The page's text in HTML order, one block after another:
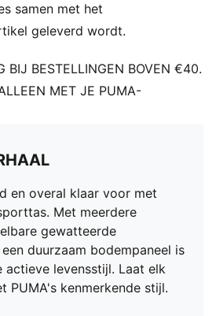
samen met het
geleverd wordt.
BIJ BESTELLINGEN BOVEN €40.
MET JE PUMA-
en overal klaar voor met
Met meerdere
gewatteerde
duurzaam bodempaneel is
levensstijl. Laat elk
PUMA's kenmerkende stijl.